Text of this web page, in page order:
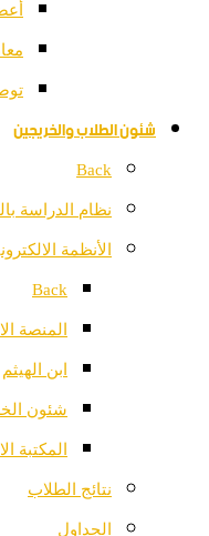
شئون الطلاب والخريجين
Back
نظام الدراسة
الأنظمة
Back
المنصة
ابن الهيثم
شئون
المكتبة
نتائج الطلاب
الجداول